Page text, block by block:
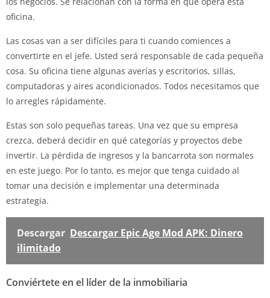
oficina.
Las cosas van a ser difíciles para ti cuando comiences a
convertirte en el jefe. Usted será responsable de cada pequeña
cosa. Su oficina tiene algunas averías y escritorios, sillas,
computadoras y aires acondicionados. Todos necesitamos que
lo arregles rápidamente.
Estas son solo pequeñas tareas. Una vez que su empresa
crezca, deberá decidir en qué categorías y proyectos debe
invertir. La pérdida de ingresos y la bancarrota son normales
en este juego. Por lo tanto, es mejor que tenga cuidado al
tomar una decisión e implementar una determinada
estrategia.
Descargar Descargar Epic Age Mod APK: Dinero
ilimitado
Conviértete en el líder de la inmobiliaria